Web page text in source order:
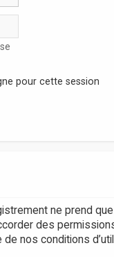
pour cette session
ne prend
des
nos conditions